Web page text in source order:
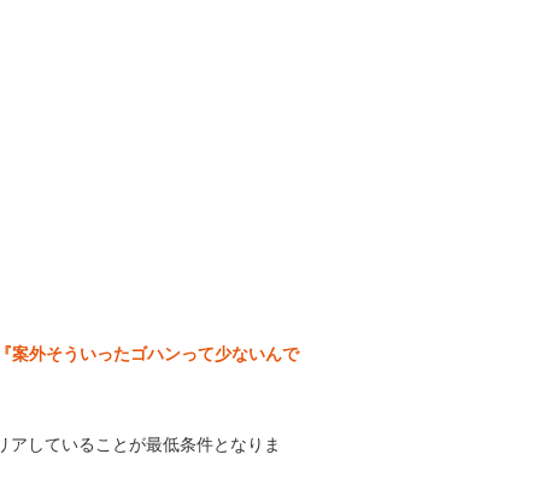
案外そういったゴハンって少ないんで
していることが最低条件となりま